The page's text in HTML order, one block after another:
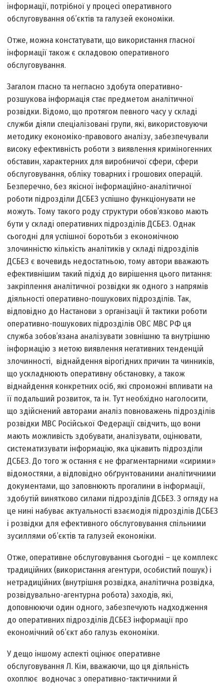
інформації, потрібної у процесі оперативного
обслуговування об’єктів та галузей економіки.
Отже, можна констатувати, що використання гласної
інформації також є складовою оперативного
обслуговування.
Загалом гласно та негласно здобута оперативно-
розшукова інформація стає предметом аналітичної
розвідки. Відомо, що протягом певного часу у складі
служби діяли спеціалізовані групи, які, використовуючи
методику економіко-правового аналізу, забезпечували
високу ефективність роботи з виявлення криміногенних
обставин, характерних для виробничої сфери, сфери
обслуговування, обліку товарних і грошових операцій.
Безперечно, без якісної інформаційно-аналітичної
роботи підрозділи ДСБЕЗ успішно функціонувати не
можуть. Тому такого роду структури обов’язково мають
бути у складі оперативних підрозділів ДСБЕЗ. Однак
сьогодні для успішної боротьби з економічною
злочинністю кількість аналітиків у складі підрозділів
ДСБЕЗ є вочевидь недостатньою, тому автори вважають
ефективнішим такий підхід до вирішення цього питання:
закріплення аналітичної розвідки як одного з напрямів
діяльності оперативно-пошукових підрозділів. Так,
відповідно до Настанови з організації й тактики роботи
оперативно-пошукових підрозділів ОВС МВС РФ ця
служба зобов’язана аналізувати зовнішню та внутрішню
інформацію з метою виявлення негативних тенденцій
злочинності, віднайдення вірогідних причин та чинників,
що ускладнюють оперативну обстановку, а також
віднайдення конкретних осіб, які спроможні впливати на
її подальший розвиток, та ін. Тут необхідно наголосити,
що здійснений авторами аналіз повноважень підрозділів
розвідки МВС Російської Федерації свідчить, що вони
мають можливість здобувати, аналізувати, оцінювати,
систематизувати інформацію, яка цікавить підрозділи
ДСБЕЗ. До того ж остання є не фрагментарними «сирими»
відомостями, а відповідно обґрунтованими аналітичними
документами, що заповнюють прогалини в інформації,
здобутій винятково силами підрозділів ДСБЕЗ. З огляду на
це нині набуває актуальності взаємодія підрозділів ДСБЕЗ
і розвідки для ефективного обслуговування спільними
зусиллями об’єктів та галузей економіки.
Отже, оперативне обслуговування сьогодні – це комплекс
традиційних (використання агентури, особистий пошук) і
нетрадиційних (внутрішня розвідка, аналітична розвідка,
розвідувально-агентурна робота) заходів, які,
доповнюючи один одного, забезпечують надходження
до оперативних підрозділів ДСБЕЗ інформації про
економічний об’єкт або галузь економіки.
У дещо іншому аспекті оцінює оперативне
обслуговування Л. Кім, вважаючи, що ця діяльність
охоплює водночас з оперативно-тактичними й